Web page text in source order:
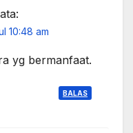
10:48 am
yg bermanfaat.
BALAS